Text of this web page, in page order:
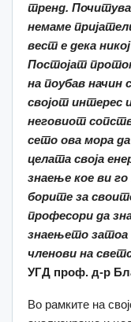
тренд.
немаме
вест е дека
Постојат
на поубав начин
својот интерес
неговиот
сето ова мора
целата своја
знаење кое ви
борите за
професори да
знаењето затоа
членови на
УГД проф. д-р
Во рамките на